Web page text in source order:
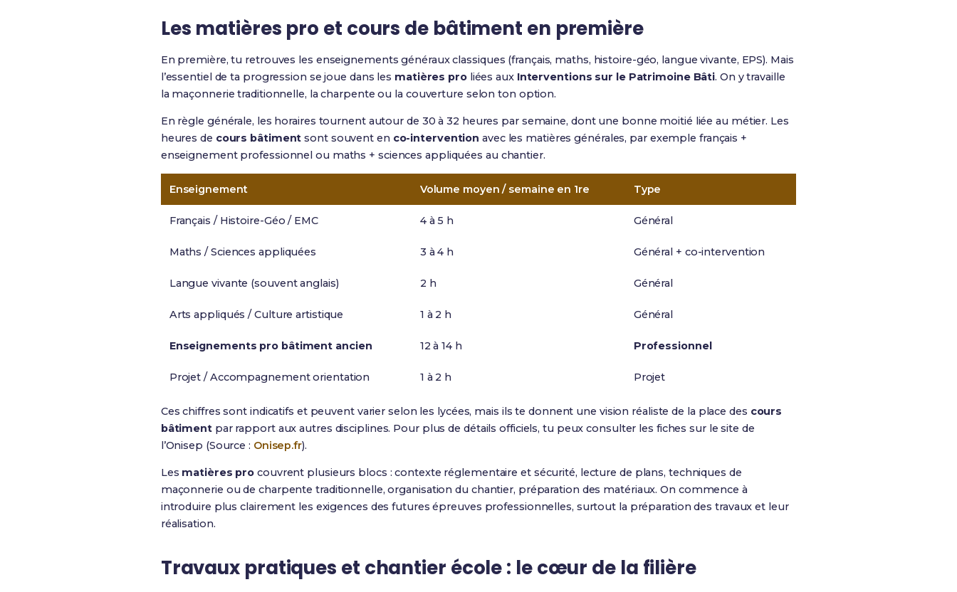
Les matières pro et cours de bâtiment en première
En première, tu retrouves les enseignements généraux classiques (français, maths, histoire-géo, langue vivante, EPS). Mais
l’essentiel de ta progression se joue dans les matières proliées aux Interventions sur le Patrimoine Bâti. On y travaille
la maçonnerie traditionnelle, la charpente ou la couverture selon ton option.
En règle générale, les horaires tournent autour de 30 à 32 heures par semaine, dont une bonne moitié liée au métier. Les
heures de cours bâtiment sont souvent en co-intervention avec les matières générales, par exemple français +
enseignement professionnel ou maths + sciences appliquées au chantier.
Enseignement Volume moyen / semaine en 1re Type
Français / Histoire-Géo / EMC 4 à 5 h Général
Maths / Sciences appliquées 3 à 4 h Général + co-intervention
Langue vivante (souvent anglais) 2 h Général
Arts appliqués / Culture artistique 1 à 2 h Général
Enseignements pro bâtiment ancien 12 à 14 h Professionnel
Projet / Accompagnement orientation 1 à 2 h Projet
Ces chiffres sont indicatifs et peuvent varier selon les lycées, mais ils te donnent une vision réaliste de la place des cours
bâtimentpar rapport aux autres disciplines. Pour plus de détails officiels, tu peux consulter les fiches sur le site de
l’Onisep (Source : Onisep.fr).
Les matières pro couvrent plusieurs blocs : contexte réglementaire et sécurité, lecture de plans, techniques de
maçonnerie ou de charpente traditionnelle, organisation du chantier, préparation des matériaux. On commence à
introduire plus clairement les exigences des futures épreuves professionnelles, surtout la préparation des travaux et leur
réalisation.
Travaux pratiques et chantier école : le cœur de la filière